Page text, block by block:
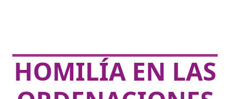
HOMILÍA EN LAS